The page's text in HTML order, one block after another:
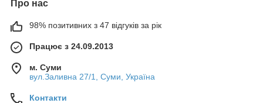
Про нас
98% позитивних з 47 відгуків за рік
Працює з 24.09.2013
м. Суми
вул.Заливна 27/1, Суми, Україна
Контакти